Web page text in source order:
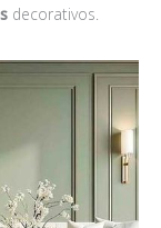
decorativos.